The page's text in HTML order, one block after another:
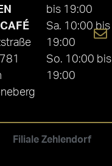
Filiale Zehlendorf
bis 19:00
Sa. 10:00 bis
19:00
So. 10:00 bis
19:00